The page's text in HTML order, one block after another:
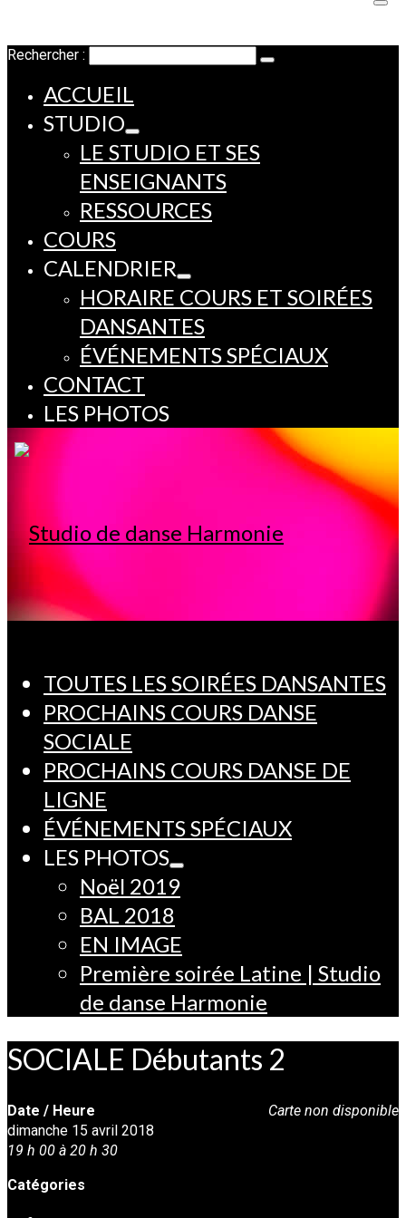
Rechercher :
ACCUEIL
STUDIO
LE STUDIO ET SES
ENSEIGNANTS
RESSOURCES
COURS
CALENDRIER
HORAIRE COURS ET SOIRÉES
DANSANTES
ÉVÉNEMENTS SPÉCIAUX
CONTACT
LES PHOTOS
TOUTES LES SOIRÉES DANSANTES
PROCHAINS COURS DANSE
SOCIALE
PROCHAINS COURS DANSE DE
LIGNE
ÉVÉNEMENTS SPÉCIAUX
LES PHOTOS
Noël 2019
BAL 2018
EN IMAGE
Première soirée Latine | Studio
de danse Harmonie
SOCIALE Débutants 2
Carte non disponible
Date / Heure
dimanche 15 avril 2018
19 h 00 à 20 h 30
Catégories